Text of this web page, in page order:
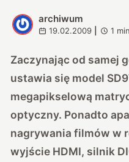
A
archiwum
19.02.2009 1 min
Zaczynając od samej
ustawia się model
megapikselową
optyczny. Ponadto
nagrywania filmów w
wyjście HDMI, silnik